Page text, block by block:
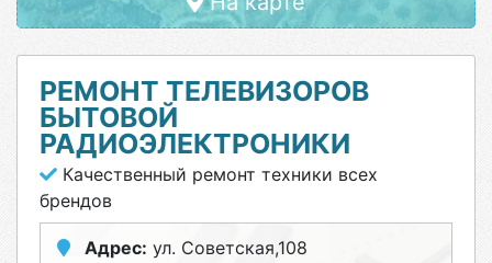
РЕМОНТ ТЕЛЕВИЗОРОВ
БЫТОВОЙ
РАДИОЭЛЕКТРОНИКИ
Качественный ремонт техники всех
брендов
Адрес: ул. Советская,108